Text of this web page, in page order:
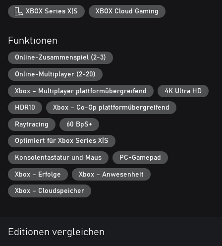
Benötigt werden eine ständige Internetverbindung, ein Ubisoft-
und Microsoft-Konto und eine Game Pass Ultimate- oder Core-
Pass Ultimate oder Core (Abonnements separat erhältlich)
erforderlich, um auf Online-Multiplayer/-Features zuzugreifen.
XBOX Series X|S XBOX Cloud Gaming
Funktionen
Online-Zusammenspiel (2-3)
Online-Multiplayer (2-20)
Xbox – Multiplayer plattformübergreifend 4K Ultra HD
HDR10 Xbox – Co-Op plattformübergreifend
Raytracing 60 BpS+
Optimiert für Xbox Series X|S
Konsolentastatur und Maus PC-Gamepad
Xbox – Erfolge Xbox – Anwesenheit
Xbox – Cloudspeicher
Editionen vergleichen